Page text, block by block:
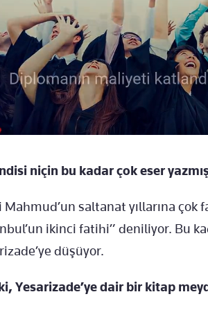
niçin bu kadar çok eser
Mahmud’un saltanat yıllarına çok
ikinci fatihi” deniliyor. Bu
düşüyor.
Yesarizade’ye dair bir kitap